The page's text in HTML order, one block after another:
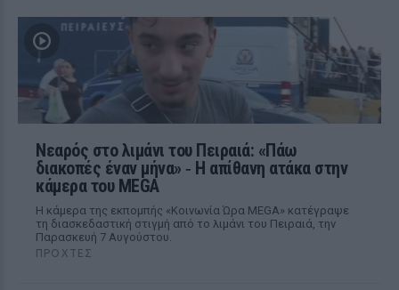
Νεαρός στο λιμάνι του Πειραιά: «Πάω
διακοπές έναν μήνα» ‑ Η απίθανη ατάκα στην
κάμερα του MEGA
Η κάμερα της εκπομπής «Κοινωνία Ώρα MEGA» κατέγραψε
τη διασκεδαστική στιγμή από το λιμάνι του Πειραιά, την
Παρασκευή 7 Αυγούστου.
ΠΡΟΧΤΈΣ